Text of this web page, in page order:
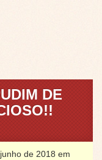
DE
de 2018 em